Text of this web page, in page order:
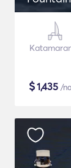
$1,435 /